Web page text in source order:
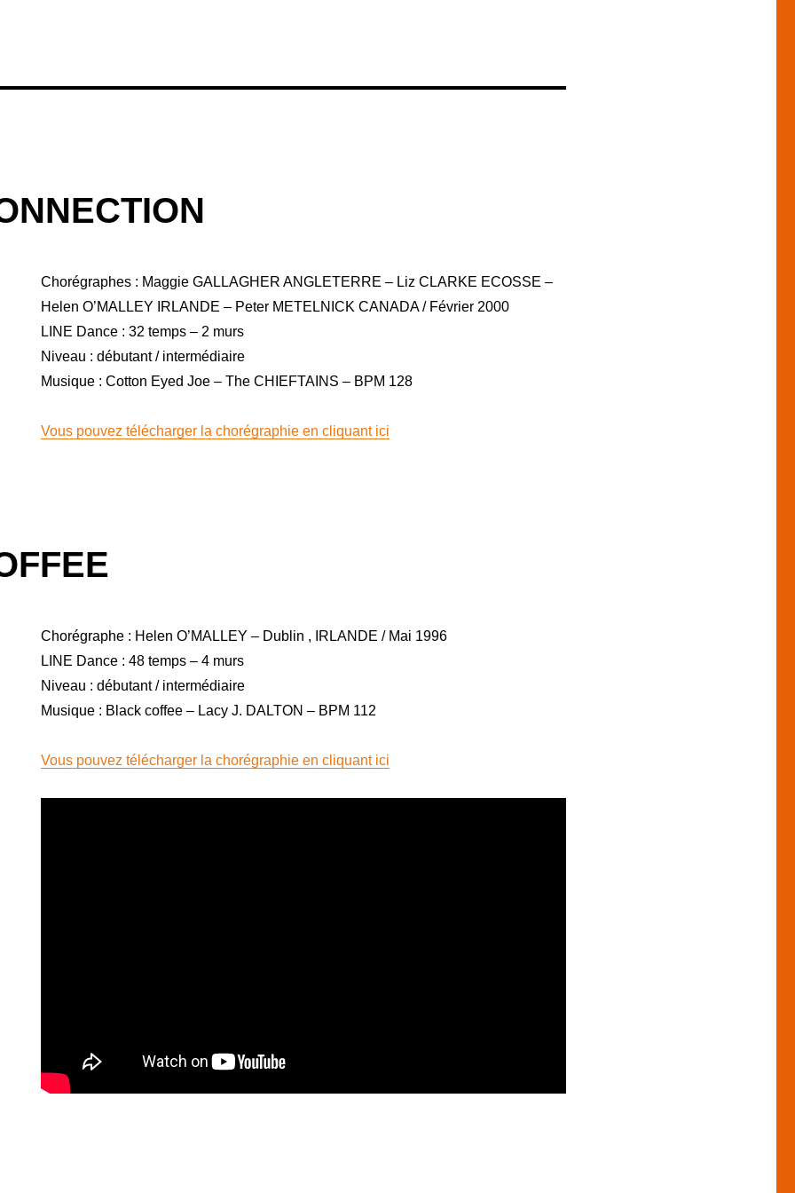
Chorégraphes : Maggie GALLAGHER ANGLETERRE – Liz CLARKE ECOSSE –
Helen O’MALLEY IRLANDE – Peter METELNICK CANADA / Février 2000
LINE Dance : 32 temps – 2 murs
Niveau : débutant / intermédiaire
Musique : Cotton Eyed Joe – The CHIEFTAINS – BPM 128
Vous pouvez télécharger la chorégraphie en cliquant ici
Chorégraphe : Helen O’MALLEY – Dublin , IRLANDE / Mai 1996
LINE Dance : 48 temps – 4 murs
Niveau : débutant / intermédiaire
Musique : Black coffee – Lacy J. DALTON – BPM 112
Vous pouvez télécharger la chorégraphie en cliquant ici